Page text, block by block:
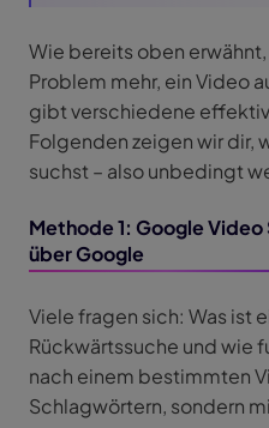
Wie bereits oben
Problem mehr, ein Video
gibt verschiedene
Folgenden zeigen wir dir,
suchst – also unbedingt
Methode 1: Google
über Google
Viele fragen sich: Was ist
Rückwärtssuche und wie
nach einem bestimmten
Schlagwörtern, sondern